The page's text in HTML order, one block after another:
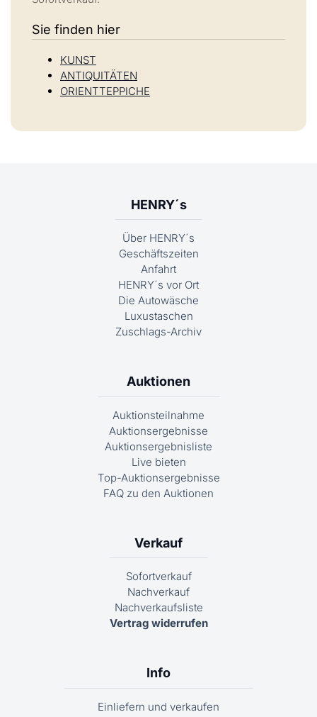
Sie finden hier
KUNST
ANTIQUITÄTEN
ORIENTTEPPICHE
HENRY´s
Über HENRY´s
Geschäftszeiten
Anfahrt
HENRY´s vor Ort
Die Autowäsche
Luxustaschen
Zuschlags-Archiv
Auktionen
Auktionsteilnahme
Auktionsergebnisse
Auktionsergebnisliste
Live bieten
Top-Auktionsergebnisse
FAQ zu den Auktionen
Verkauf
Sofortverkauf
Nachverkauf
Nachverkaufsliste
Vertrag widerrufen
Info
Einliefern und verkaufen